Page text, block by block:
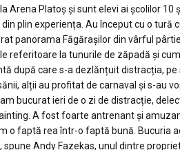
Arena Platoș și sunt elevi ai școlilor
plin experiența. Au început cu o
panorama Făgărașilor din vârful
referitoare la tunurile de zăpadă și
după care s-a dezlănțuit distracția,
alții au profitat de carnaval și s-au
bucurat ieri de o zi de distracție,
A fost foarte antrenant și
o faptă rea într-o faptă bună. Bucuria
Andy Fazekas, unul dintre